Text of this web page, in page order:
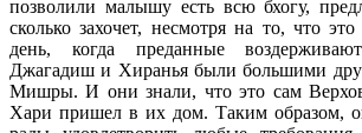
позволили малышу есть всю бхогу,
сколько захочет, несмотря на то, что
день, когда преданные
Джагадиш и Хиранья были большими
Мишры. И они знали, что это сам
Хари пришел в их дом. Таким образом,